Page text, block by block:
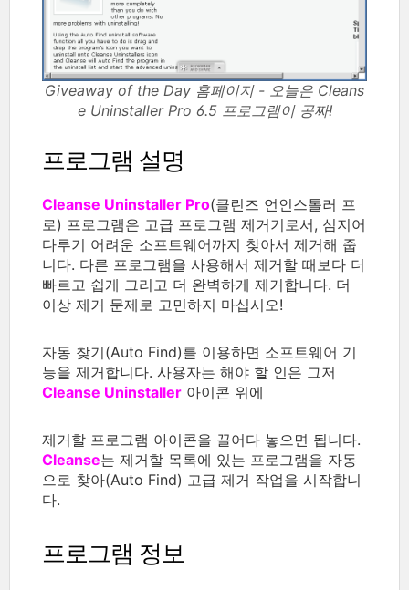
Giveaway of the Day 홈페이지 - 오늘은 Cleans
e Uninstaller Pro 6.5 프로그램이 공짜!
프로그램 설명
Cleanse Uninstaller Pro(클린즈 언인스톨러 프
로) 프로그램은 고급 프로그램 제거기로서, 심지어
다루기 어려운 소프트웨어까지 찾아서 제거해 줍
니다. 다른 프로그램을 사용해서 제거할 때보다 더
빠르고 쉽게 그리고 더 완벽하게 제거합니다. 더
이상 제거 문제로 고민하지 마십시오!
자동 찾기(Auto Find)를 이용하면 소프트웨어 기
능을 제거합니다. 사용자는 해야 할 인은 그저
Cleanse Uninstaller 아이콘 위에
제거할 프로그램 아이콘을 끌어다 놓으면 됩니다.
Cleanse는 제거할 목록에 있는 프로그램을 자동
으로 찾아(Auto Find) 고급 제거 작업을 시작합니
다.
프로그램 정보